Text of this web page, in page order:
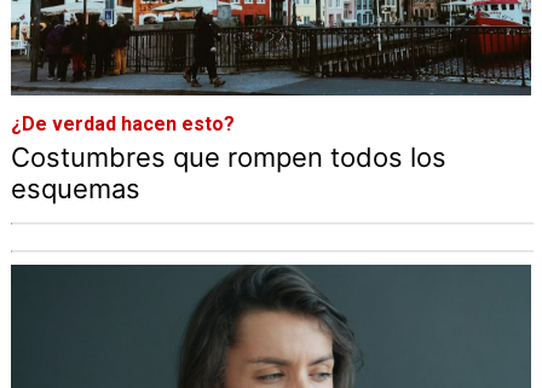
¿De verdad hacen esto?
Costumbres que rompen todos los
esquemas